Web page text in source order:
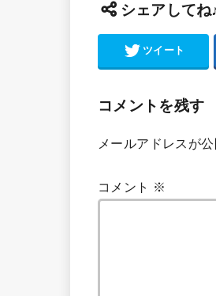
シェアしてね
ツイート
コメントを残す
メールアドレスが
コメント ※